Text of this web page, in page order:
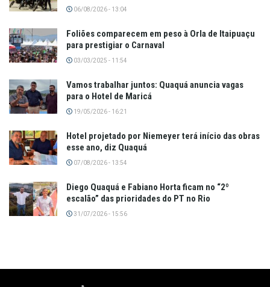
06/08/2026 - 13:04
Foliões comparecem em peso à Orla de Itaipuaçu
para prestigiar o Carnaval
03/03/2025 - 11:54
Vamos trabalhar juntos: Quaquá anuncia vagas
para o Hotel de Maricá
19/05/2026 - 16:21
Hotel projetado por Niemeyer terá início das obras
esse ano, diz Quaquá
07/08/2026 - 13:54
Diego Quaquá e Fabiano Horta ficam no “2º
escalão” das prioridades do PT no Rio
31/07/2026 - 15:56